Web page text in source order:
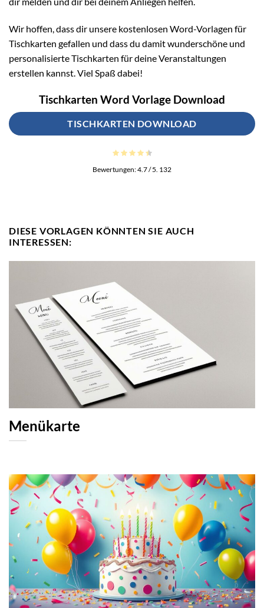
Wir hoffen, dass dir unsere kostenlosen Word-Vorlagen für
Tischkarten gefallen und dass du damit wunderschöne und
personalisierte Tischkarten für deine Veranstaltungen
erstellen kannst. Viel Spaß dabei!
Tischkarten Word Vorlage Download
TISCHKARTEN DOWNLOAD
Bewertungen:4.7/ 5. 132
DIESE VORLAGEN KÖNNTEN SIE AUCH
INTERESSEN:
Menükarte